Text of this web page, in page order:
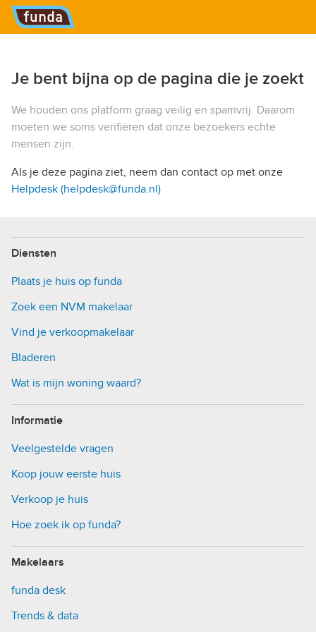
Hoofdmenu
Je bent bijna op de pagina die je zoekt
We houden ons platform graag veilig en spamvrij. Daarom
moeten we soms verifiëren dat onze bezoekers echte
mensen zijn.
Als je deze pagina ziet, neem dan contact op met onze
Helpdesk (helpdesk@funda.nl)
Diensten
Plaats je huis op funda
Zoek een NVM makelaar
Vind je verkoopmakelaar
Bladeren
Wat is mijn woning waard?
Informatie
Veelgestelde vragen
Koop jouw eerste huis
Verkoop je huis
Hoe zoek ik op funda?
Makelaars
funda desk
Trends & data